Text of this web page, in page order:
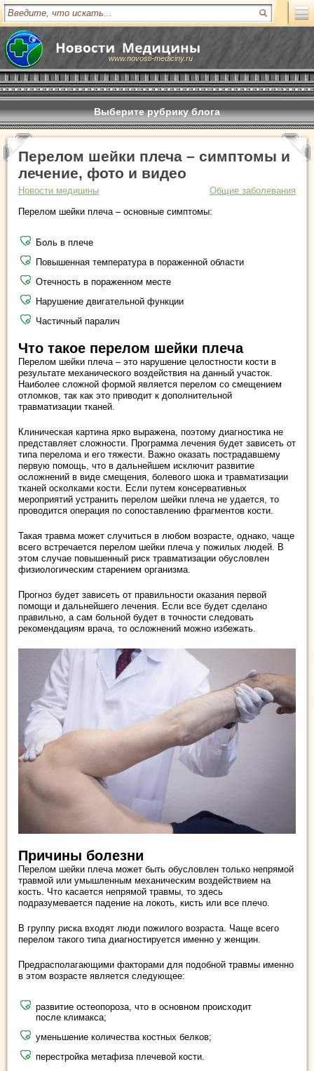
www.novosti-mediciny.ru
Выберите рубрику блога
Перелом шейки плеча – симптомы и
лечение, фото и видео
Новости медицины
Общие заболевания
Перелом шейки плеча – основные симптомы:
Боль в плече
Повышенная температура в пораженной области
Отечность в пораженном месте
Нарушение двигательной функции
Частичный паралич
Что такое перелом шейки плеча
Перелом шейки плеча – это нарушение целостности кости в
результате механического воздействия на данный участок.
Наиболее сложной формой является перелом со смещением
отломков, так как это приводит к дополнительной
травматизации тканей.
Клиническая картина ярко выражена, поэтому диагностика не
представляет сложности. Программа лечения будет зависеть от
типа перелома и его тяжести. Важно оказать пострадавшему
первую помощь, что в дальнейшем исключит развитие
осложнений в виде смещения, болевого шока и травматизации
тканей осколками кости. Если путем консервативных
мероприятий устранить перелом шейки плеча не удается, то
проводится операция по сопоставлению фрагментов кости.
Такая травма может случиться в любом возрасте, однако, чаще
всего встречается перелом шейки плеча у пожилых людей. В
этом случае повышенный риск травматизации обусловлен
физиологическим старением организма.
Прогноз будет зависеть от правильности оказания первой
помощи и дальнейшего лечения. Если все будет сделано
правильно, а сам больной будет в точности следовать
рекомендациям врача, то осложнений можно избежать.
Причины болезни
Перелом шейки плеча может быть обусловлен только непрямой
травмой или умышленным механическим воздействием на
кость. Что касается непрямой травмы, то здесь
подразумевается падение на локоть, кисть или все плечо.
В группу риска входят люди пожилого возраста. Чаще всего
перелом такого типа диагностируется именно у женщин.
Предрасполагающими факторами для подобной травмы именно
в этом возрасте является следующее:
развитие остеопороза, что в основном происходит
после климакса;
уменьшение количества костных белков;
перестройка метафиза плечевой кости.